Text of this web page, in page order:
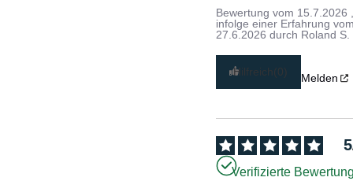
Bewertung vom 15.7.2026
infolge einer Erfahrung
27.6.2026 durch Roland S.
Hilfreich(0) Melden
5
Verifizierte